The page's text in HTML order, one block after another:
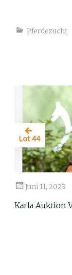
Pferdezucht
Juni 11, 2023
Karla Auktion